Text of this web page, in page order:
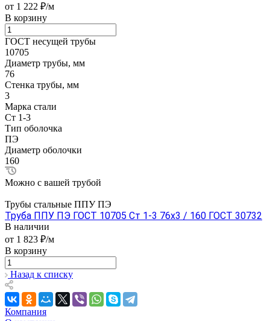
от 1 222 ₽/м
В корзину
ГОСТ несущей трубы
10705
Диаметр трубы, мм
76
Стенка трубы, мм
3
Марка стали
Ст 1-3
Тип оболочка
ПЭ
Диаметр оболочки
160
Можно с вашей трубой
Трубы стальные ППУ ПЭ
Труба ППУ ПЭ ГОСТ 10705 Ст 1-3 76x3 / 160 ГОСТ 30732
В наличии
от 1 823 ₽/м
В корзину
Назад к списку
Компания